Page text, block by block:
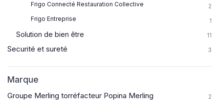
Frigo Connecté Restauration Collective
2
Frigo Entreprise
1
Solution de bien être 11
Securité et sureté 3
Marque
Groupe Merling torréfacteur Popina Merling 2